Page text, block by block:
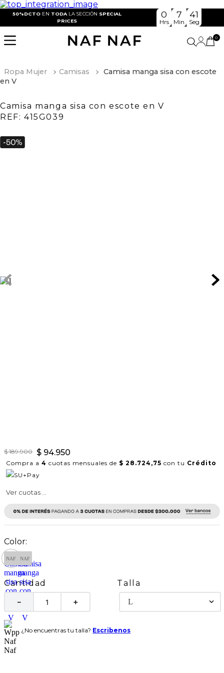
50%DCTO EN TODA LA SECCIÓN SPECIAL
PRICES
0
Hrs
7
Min
41
Seg
0
Ropa Mujer Camisas
Camisa manga sisa con escote
en V
Camisa manga sisa con escote en V
REF: 415G039
$ 189.900 $ 94.950
Compra a 4 cuotas mensuales de $ 28.724,75 con tu Crédito
Ver cuotas ...
Cantidad
＋
－
Talla
L
¿No encuentras tu talla? Escribenos